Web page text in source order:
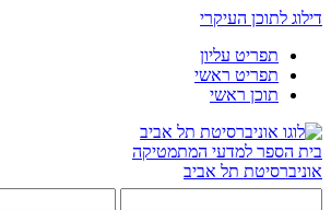
דילוג לתוכן העיקרי
תפריט עליון
תפריט ראשי
תוכן ראשי
בית הספר למדעי המתמטיקה
אוניברסיטת תל אביב